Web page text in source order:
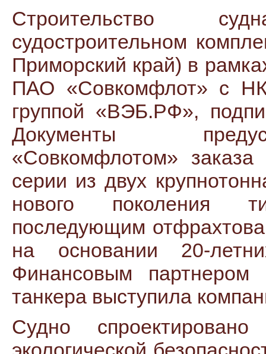
Строительство
судостроительном
Приморский край) в
ПАО «Совкомфлот» с
группой «ВЭБ.РФ»,
Документы
«Совкомфлотом» заказа
серии из двух
нового поколения
последующим
на основании 20-
Финансовым партнером
танкера выступила
Судно